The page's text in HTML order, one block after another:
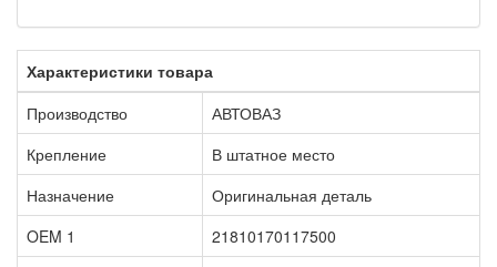
Характеристики товара
Производство
АВТОВАЗ
Крепление
В штатное место
Назначение
Оригинальная деталь
OEM 1
21810170117500